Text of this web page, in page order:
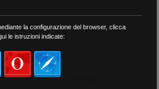
##Gilda
la configurazione del browser, clicca
le istruzioni indicate: